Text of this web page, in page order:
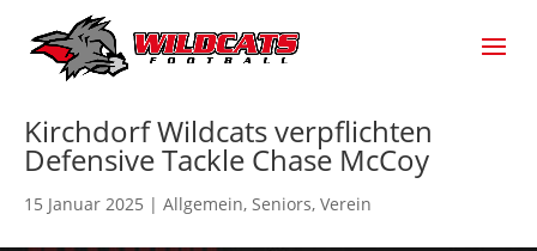
Kirchdorf Wildcats verpflichten
Defensive Tackle Chase McCoy
15 Januar 2025 | Allgemein, Seniors, Verein